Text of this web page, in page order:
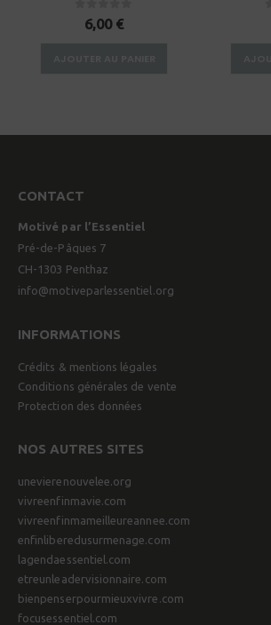
sur 5
6,00 €
CONTACT
Motivé par l’Essentiel
Pré-de-Pâques 7
CH-1303 Penthaz
info@motiveparlessentiel.org
INFORMATIONS
Crédits & mentions légales
Conditions générales de vente
Protection des données
NOS AUTRES SITES
unevierenouvelee.org
vivreenfinmavie.com
vivreenfinmameilleureannee.com
enfinliberedusurmenage.com
lagendaessentiel.com
etreunleadervisionnaire.com
bienpenserpourmieuxvivre.com
focusessentiel.com